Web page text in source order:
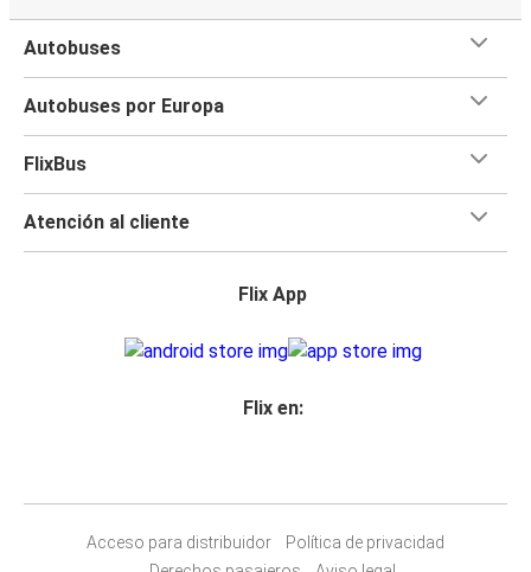
Autobuses
Autobuses por Europa
FlixBus
Atención al cliente
Flix App
Flix en:
Acceso para distribuidor
Política de privacidad